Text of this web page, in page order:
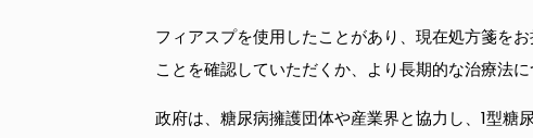
フィアスプを使用したことがあり、現在処方箋を
ことを確認していただくか、より長期的な治療法に
政府は、糖尿病擁護団体や産業界と協力し、1型糖